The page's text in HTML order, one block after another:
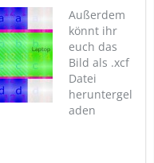
Außerdem
könnt ihr
euch das
Bild als .xcf
Datei
heruntergel
aden